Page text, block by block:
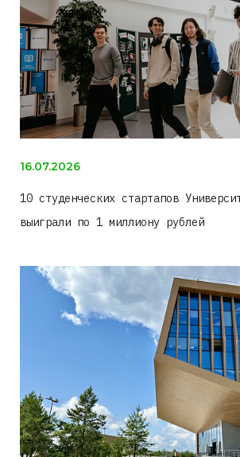
16.07.2026
10 студенческих стартапов
выиграли по 1 миллиону рублей